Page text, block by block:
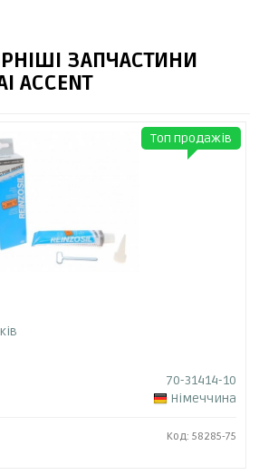
ЗАПЧАСТИНИ
ACCENT
70-31414-10
Німеччина
Код: 58285-75
Топ продажів